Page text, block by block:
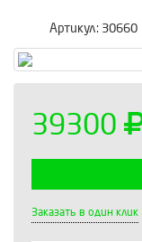
Артикул: 30660
39300
Заказать в один клик